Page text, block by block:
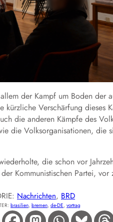
der Kampf um Boden der
Verschärfung dieses
die anderen Kämpfe des
die Volksorganisationen, die
die schon vor
Kommunistischen Partei, vor
Nachrichten, BRD
brasilien, bremen, de-DE, vortrag